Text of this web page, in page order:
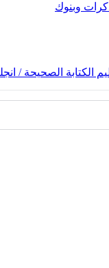
وبنوك
الكتابة الصحيحة /